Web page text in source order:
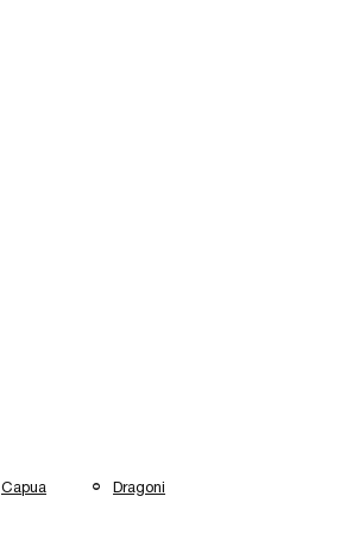
Capua Dragoni